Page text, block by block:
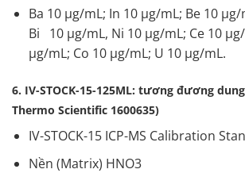
Ba 10 µg/mL; In 10 µg/mL; Be 10
Bi 10 µg/mL, Ni 10 µg/mL; Ce 10
µg/mL; Co 10 µg/mL; U 10 µg/mL.
6. IV-STOCK-15-125ML: tương đương
Thermo Scientific 1600635)
IV-STOCK-15 ICP-MS Calibration
Nền (Matrix) HNO3